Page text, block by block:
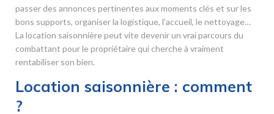
passer des annonces pertinentes aux moments clés et sur les
bons supports, organiser la logistique, l’accueil, le nettoyage…
La location saisonnière peut vite devenir un vrai parcours du
combattant pour le propriétaire qui cherche à vraiment
rentabiliser son bien.
Location saisonnière : comment
?